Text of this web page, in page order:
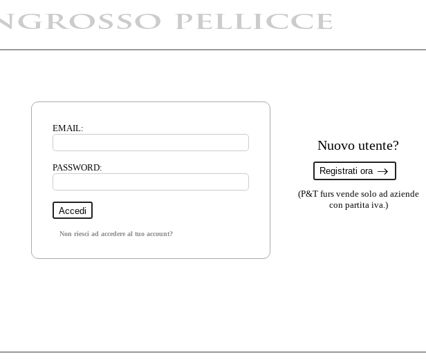
EMAIL:
PASSWORD:
Non riesci ad accedere al tuo account?
Nuovo utente?
Registrati ora
(P&T furs vende solo ad aziende
con partita iva.)